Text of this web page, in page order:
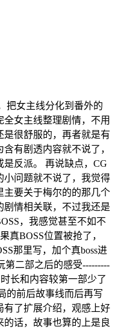
把女主线分化到番外的
女主线整理剧情，不用
是很舒服的，再者就是有
有剧透内容就不说了，
反派。 再说缺点，CG
小问题就不说了，我觉得
主要关于梅尔的的那几个
情相关联，不过我还是
，我感觉甚至不如不
真BOSS位置被抢了，
那里写，加个真boss进
第二部之后的感受---------
长和内容较第一部少了
的前后故事线而后再写
有了扩展介绍，观感上好
话，故事也算的上是良